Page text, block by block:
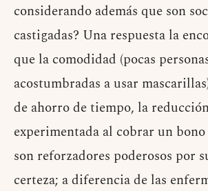
considerando además que son
castigadas? Una respuesta la
que la comodidad (pocas
acostumbradas a usar
de ahorro de tiempo, la
experimentada al cobrar un
son reforzadores poderosos por
certeza; a diferencia de las